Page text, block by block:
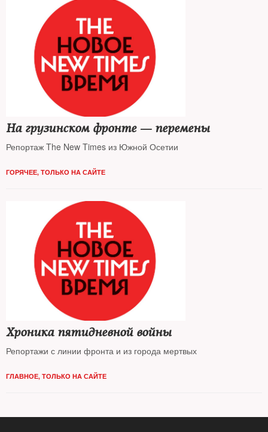
На грузинском фронте — перемены
Репортаж The New Times из Южной Осетии
ГОРЯЧЕЕ, ТОЛЬКО НА САЙТЕ
Хроника пятидневной войны
Репортажи с линии фронта и из города мертвых
ГЛАВНОЕ, ТОЛЬКО НА САЙТЕ